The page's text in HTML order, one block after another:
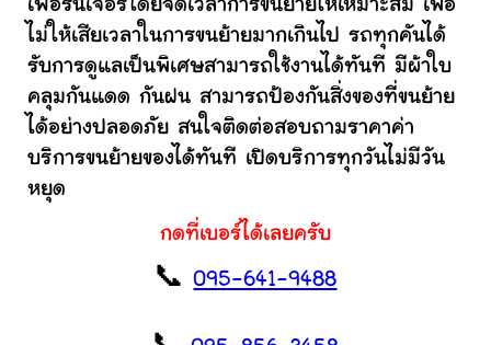
เฟอร์นิเจอร์โดยจัดเวลาการขนย้ายให้เหมาะสม เพื่อ
ไม่ให้เสียเวลาในการขนย้ายมากเกินไป รถทุกคันได้
รับการดูแลเป็นพิเศษสามารถใช้งานได้ทันที มีผ้าใบ
คลุมกันแดด กันฝน สามารถป้องกันสิ่งของที่ขนย้าย
ได้อย่างปลอดภัย สนใจติดต่อสอบถามราคาค่า
บริการขนย้ายของได้ทันที เปิดบริการทุกวันไม่มีวัน
หยุด
กดที่เบอร์ได้เลยครับ
📞095-641-9488